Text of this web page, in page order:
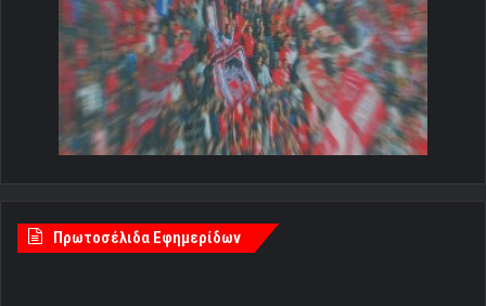
Πρωτοσέλιδα Εφημερίδων